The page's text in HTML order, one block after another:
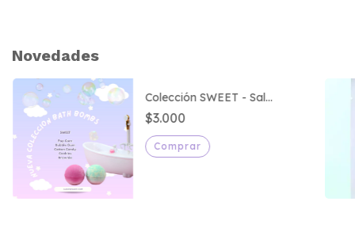
Novedades
Colección SWEET - Sal
Efervescente
$3.000
Comprar